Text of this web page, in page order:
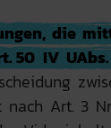
die
50 IV
nach Art. 3